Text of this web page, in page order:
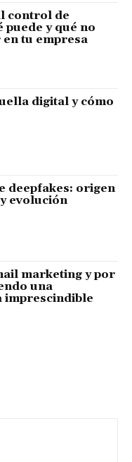
control de
puede y qué no
en tu empresa
digital y cómo
deepfakes: origen
evolución
marketing y por
una
imprescindible